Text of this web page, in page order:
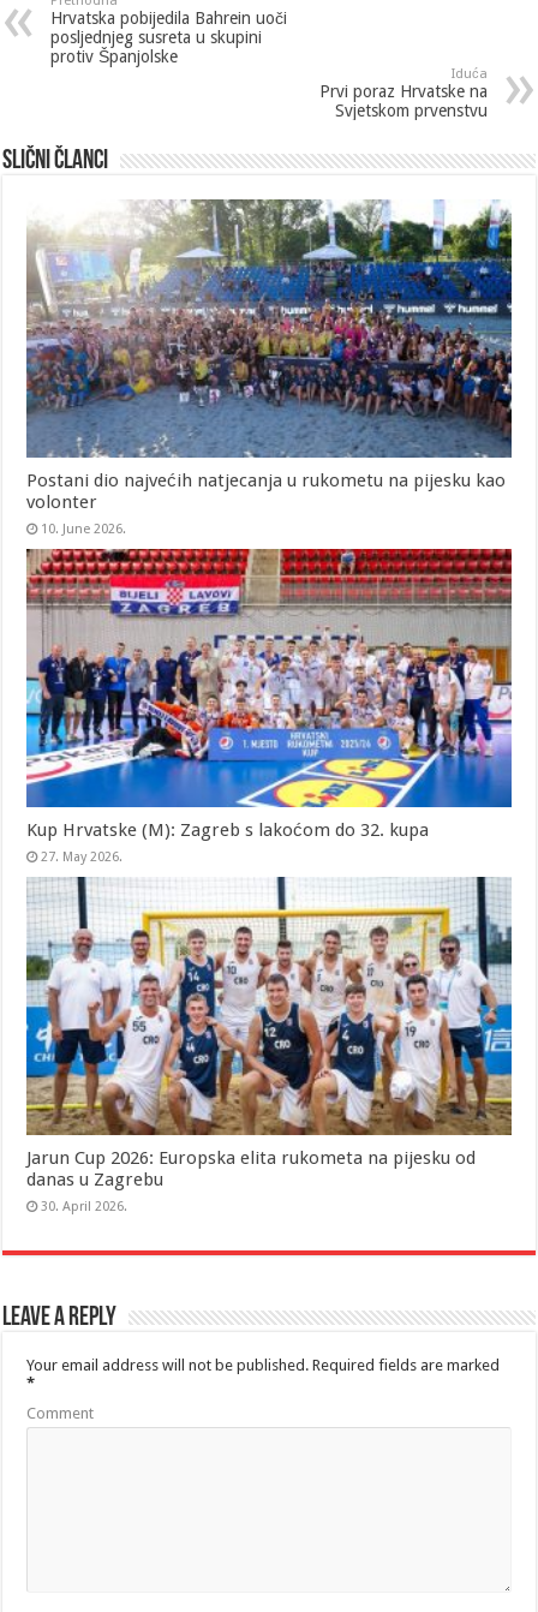
Hrvatska pobijedila Bahrein uoči
posljednjeg susreta u skupini
protiv Španjolske
Iduća
Prvi poraz Hrvatske na
Svjetskom prvenstvu
Slični članci
Postani dio najvećih natjecanja u rukometu na pijesku kao
volonter
10. June 2026.
Kup Hrvatske (M): Zagreb s lakoćom do 32. kupa
27. May 2026.
Jarun Cup 2026: Europska elita rukometa na pijesku od
danas u Zagrebu
30. April 2026.
Leave a Reply
Your email address will not be published. Required fields are marked
*
Comment